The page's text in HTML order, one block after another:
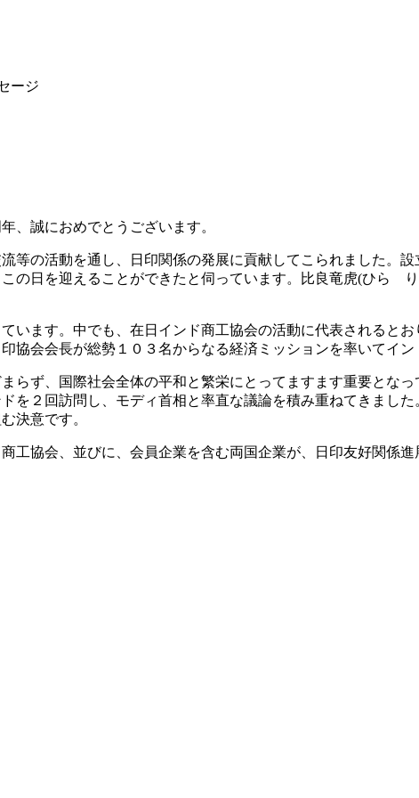
ージ
、誠におめでとうございます。
の活動を通し、日印関係の発展に貢献してこられました。
の日を迎えることができたと伺っています。比良竜虎(ひら
ます。中でも、在日インド商工協会の活動に代表されると
会会長が総勢１０３名からなる経済ミッションを率いてイン
ず、国際社会全体の平和と繁栄にとってますます重要とな
を２回訪問し、モディ首相と率直な議論を積み重ねてきまし
決意です。
協会、並びに、会員企業を含む両国企業が、日印友好関係